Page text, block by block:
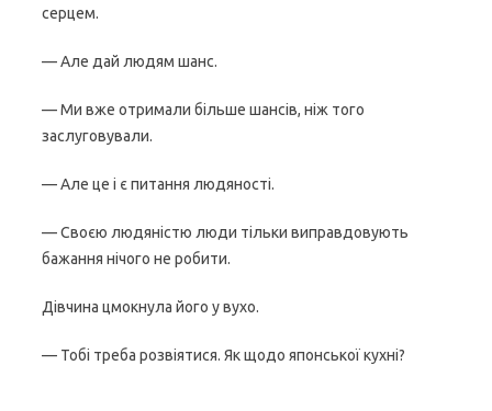
серцем.
— Але дай людям шанс.
— Ми вже отримали більше шансів, ніж того
заслуговували.
— Але це і є питання людяності.
— Своєю людяністю люди тільки виправдовують
бажання нічого не робити.
Дівчина цмокнула його у вухо.
— Тобі треба розвіятися. Як щодо японської кухні?